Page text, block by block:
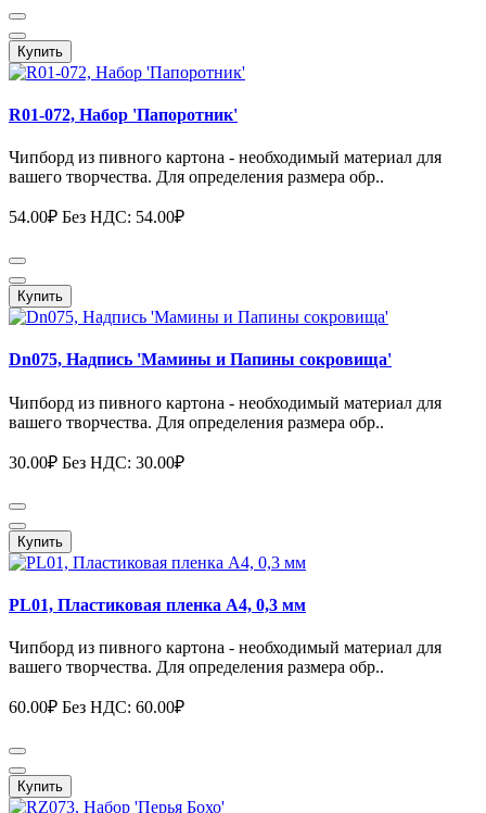
Купить
R01-072, Набор 'Папоротник'
Чипборд из пивного картона - необходимый материал для
вашего творчества. Для определения размера обр..
54.00₽ Без НДС: 54.00₽
Купить
Dn075, Надпись 'Мамины и Папины сокровища'
Чипборд из пивного картона - необходимый материал для
вашего творчества. Для определения размера обр..
30.00₽ Без НДС: 30.00₽
Купить
PL01, Пластиковая пленка А4, 0,3 мм
Чипборд из пивного картона - необходимый материал для
вашего творчества. Для определения размера обр..
60.00₽ Без НДС: 60.00₽
Купить